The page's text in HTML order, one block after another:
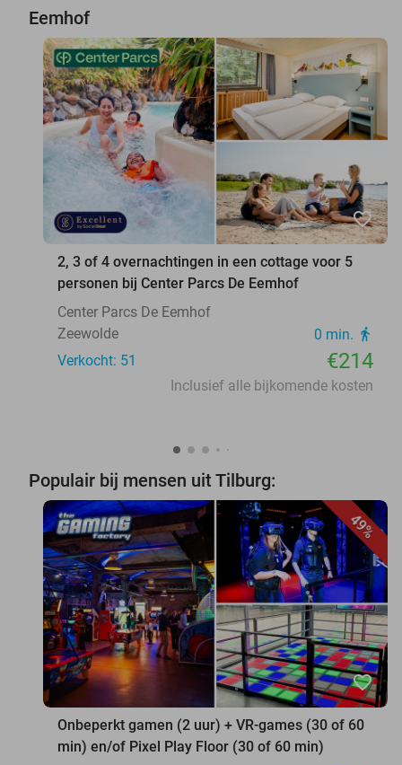
Eemhof
favorite_border
2, 3 of 4 overnachtingen in een cottage voor 5
personen bij Center Parcs De Eemhof
Center Parcs De Eemhof
Zeewolde
0 min. directions_walk
Verkocht: 51 €214
Inclusief alle bijkomende kosten
Populair bij mensen uit Tilburg:
49%
favorite_border
Onbeperkt gamen (2 uur) + VR-games (30 of 60
min) en/of Pixel Play Floor (30 of 60 min)